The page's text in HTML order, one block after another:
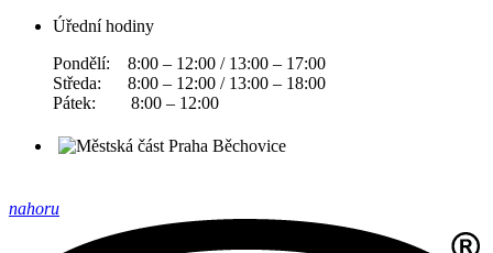
Úřední hodiny
Pondělí: 8:00 – 12:00 / 13:00 – 17:00
Středa: 8:00 – 12:00 / 13:00 – 18:00
Pátek: 8:00 – 12:00
nahoru